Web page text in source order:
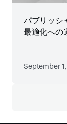
パブリッシ
最適化への
September